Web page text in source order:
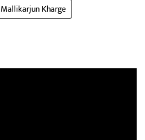
Mallikarjun Kharge